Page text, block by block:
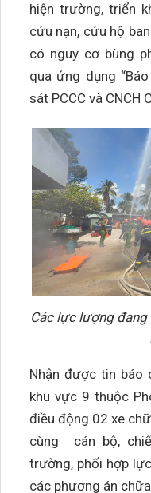
hiện trường, triển
cứu nạn, cứu hộ
có nguy cơ bùng
qua ứng dụng
sát PCCC và CNCH
Các lực lượng
Nhận được tin báo
khu vực 9 thuộc
điều động 02 xe
cùng cán bộ,
trường, phối hợp
các phương án